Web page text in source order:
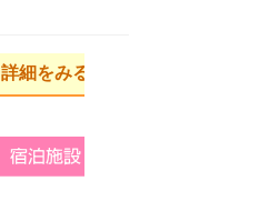
詳細をみる